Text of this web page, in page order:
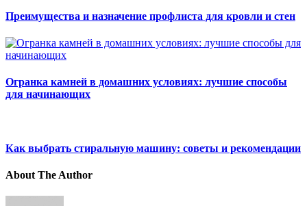
Преимущества и назначение профлиста для кровли и стен
Огранка камней в домашних условиях: лучшие способы
для начинающих
Как выбрать стиральную машину: советы и рекомендации
About The Author